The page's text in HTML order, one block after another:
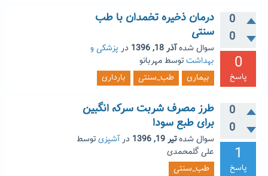
0
0
0
پاسخ
درمان ذخیره تخمدان با طب
سنتی
سوال شدهآذر 18, 1396 در پزشکی و
بهداشتتوسط مهربانو
بیماری
طب_سنتی بارداری
0
0
1
پاسخ
طرز مصرف شربت سرکه انگبین
برای طبع سودا
سوال شدهتیر 19, 1396 درآشپزیتوسط
علی گلمحمدی
طب_سنتی